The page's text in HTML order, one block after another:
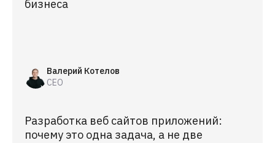
бизнеса
Валерий Котелов
CEO
Разработка веб сайтов приложений:
почему это одна задача, а не две